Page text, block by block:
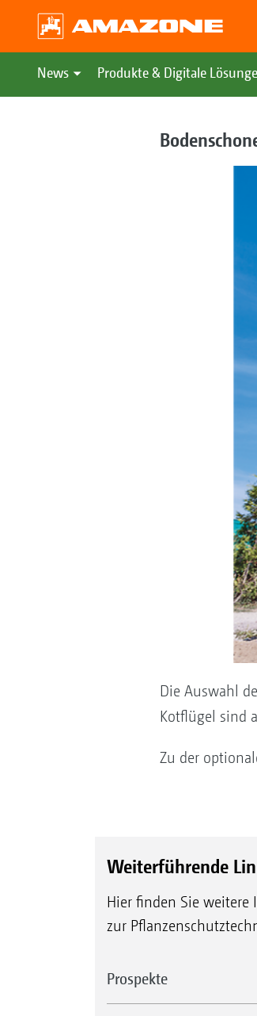
News Produkte & Digitale
Die Auswahl
Kotflügel sind
Zu der
Weiterführende
Hier finden Sie weitere
zur
Prospekte